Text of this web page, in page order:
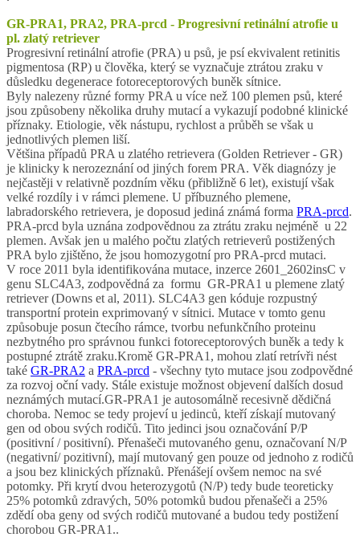
GR-PRA1, PRA2, PRA-prcd - Progresivní retinální atrofie u
pl. zlatý retriever
Progresivní retinální atrofie (PRA) u psů, je psí ekvivalent retinitis
pigmentosa (RP) u člověka, který se vyznačuje ztrátou zraku v
důsledku degenerace fotoreceptorových buněk sítnice.
Byly nalezeny různé formy PRA u více než 100 plemen psů, které
jsou způsobeny několika druhy mutací a vykazují podobné klinické
příznaky. Etiologie, věk nástupu, rychlost a průběh se však u
jednotlivých plemen liší.
Většina případů PRA u zlatého retrievera (Golden Retriever - GR)
je klinicky k nerozeznání od jiných forem PRA. Věk diagnózy je
nejčastěji v relativně pozdním věku (přibližně 6 let), existují však
velké rozdíly i v rámci plemene. U příbuzného plemene,
labradorského retrievera, je doposud jediná známá forma PRA-prcd.
PRA-prcd byla uznána zodpovědnou za ztrátu zraku nejméně u 22
plemen. Avšak jen u malého počtu zlatých retrieverů postižených
PRA bylo zjištěno, že jsou homozygotní pro PRA-prcd mutaci.
V roce 2011 byla identifikována mutace, inzerce 2601_2602insC v
genu SLC4A3, zodpovědná za formu GR-PRA1 u plemene zlatý
retriever (Downs et al, 2011). SLC4A3 gen kóduje rozpustný
transportní protein exprimovaný v sítnici. Mutace v tomto genu
způsobuje posun čtecího rámce, tvorbu nefunkčního proteinu
nezbytného pro správnou funkci fotoreceptorových buněk a tedy k
postupné ztrátě zraku.Kromě GR-PRA1, mohou zlatí retrívři nést
také GR-PRA2 a PRA-prcd - všechny tyto mutace jsou zodpovědné
za rozvoj oční vady. Stále existuje možnost objevení dalších dosud
neznámých mutací.GR-PRA1 je autosomálně recesivně dědičná
choroba. Nemoc se tedy projeví u jedinců, kteří získají mutovaný
gen od obou svých rodičů. Tito jedinci jsou označování P/P
(positivní / positivní). Přenašeči mutovaného genu, označovaní N/P
(negativní/ pozitivní), mají mutovaný gen pouze od jednoho z rodičů
a jsou bez klinických příznaků. Přenášejí ovšem nemoc na své
potomky. Při krytí dvou heterozygotů (N/P) tedy bude teoreticky
25% potomků zdravých, 50% potomků budou přenašeči a 25%
zdědí oba geny od svých rodičů mutované a budou tedy postižení
chorobou GR-PRA1..